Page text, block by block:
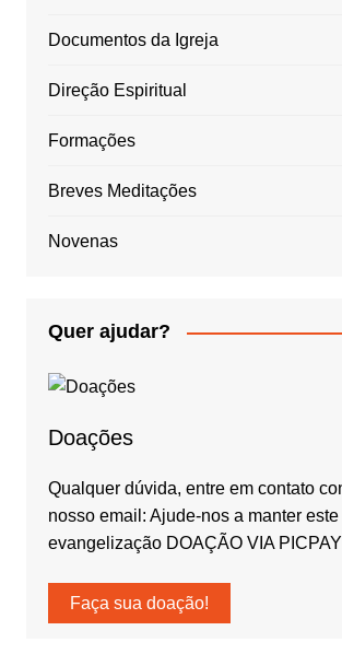
Documentos da Igreja
Direção Espiritual
Formações
Breves Meditações
Novenas
Quer ajudar?
Doações
Qualquer dúvida, entre em contato
nosso email: Ajude-nos a manter
evangelização DOAÇÃO VIA
Faça sua doação!